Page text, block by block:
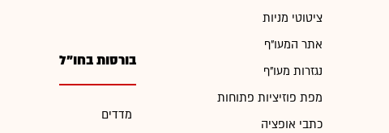
ציטוטי מניות
אתר המעו"ף
נגזרות מעו"ף
מפת פוזיציות פתוחות
כתבי אופציה
בורסות בחו"ל
מדדים